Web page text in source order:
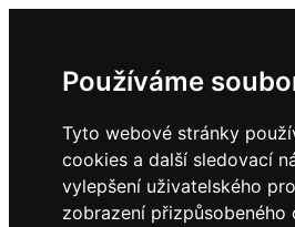
Používáme
Tyto webové stránky
cookies a další sledovací
vylepšení uživatelského
zobrazení přizpůsobeného